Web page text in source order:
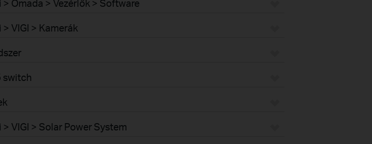
Omada > Vezérlők > Software
VIGI > Kamerák
switch
VIGI > Solar Power System